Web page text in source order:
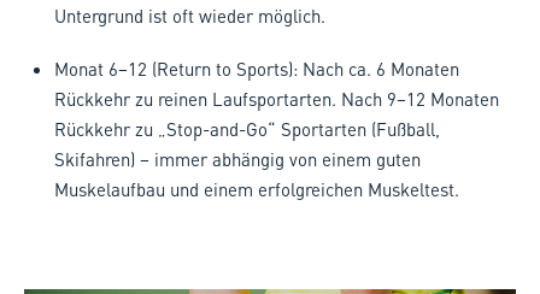
Untergrund ist oft wieder möglich.
Monat 6–12 (Return to Sports): Nach ca. 6 Monaten
Rückkehr zu reinen Laufsportarten. Nach 9–12 Monaten
Rückkehr zu „Stop-and-Go“ Sportarten (Fußball,
Skifahren) – immer abhängig von einem guten
Muskelaufbau und einem erfolgreichen Muskeltest.